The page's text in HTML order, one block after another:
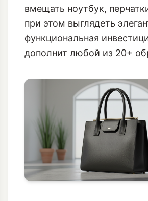
вмещать ноутбук,
при этом выглядеть
функциональная
дополнит любой из 20+